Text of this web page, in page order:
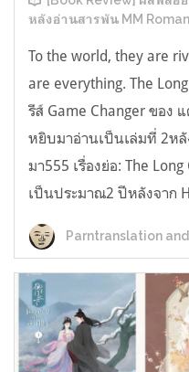
หลังอ่านสารพัน MM
To the world, they are
are everything. The
รีส์ Game Changer ของ
หยิบมาอ่านเป็นเล่มที่ 2หลั
มา555 เรื่องย่อ: The
เป็นประมาณ2 ปีหลังจาก
Parntranslation